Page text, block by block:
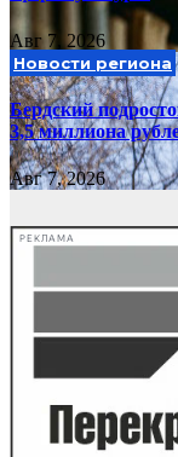
Авг 7, 2026
Новости региона
Бердский
3,5 миллиона
Авг 7, 2026
РЕКЛАМА